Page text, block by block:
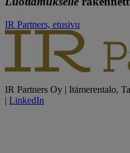
IR Partners, etusivu
IR Partners Oy | Itämerentalo,
| LinkedIn